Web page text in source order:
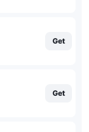
Get
Get